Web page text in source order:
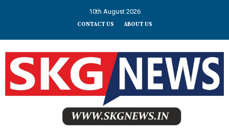
10th August 2026
CONTACT US ABOUT US